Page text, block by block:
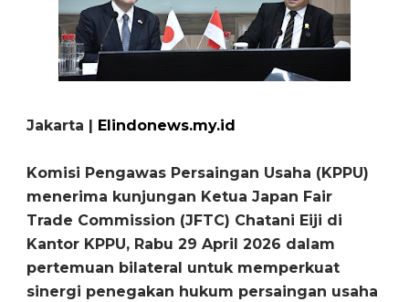
Jakarta | Elindonews.my.id
Komisi Pengawas Persaingan Usaha (KPPU)
menerima kunjungan Ketua Japan Fair
Trade Commission (JFTC) Chatani Eiji di
Kantor KPPU, Rabu 29 April 2026 dalam
pertemuan bilateral untuk memperkuat
sinergi penegakan hukum persaingan usaha